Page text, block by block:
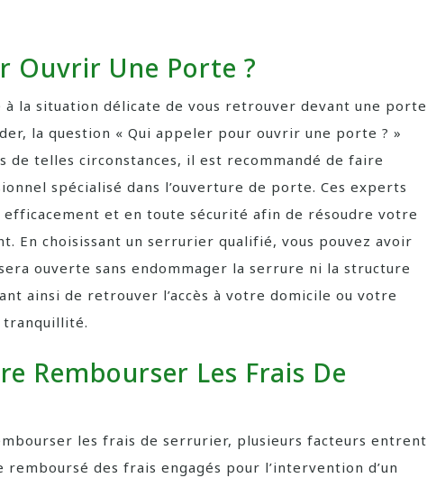
Ouvrir Une Porte ?
à la situation délicate de vous retrouver devant une porte
la question « Qui appeler pour ouvrir une porte ? »
de telles circonstances, il est recommandé de faire
spécialisé dans l’ouverture de porte. Ces experts
et en toute sécurité afin de résoudre votre
En choisissant un serrurier qualifié, vous pouvez avoir
ouverte sans endommager la serrure ni la structure
ainsi de retrouver l’accès à votre domicile ou votre
tranquillité.
Rembourser Les Frais De
les frais de serrurier, plusieurs facteurs entrent
des frais engagés pour l’intervention d’un